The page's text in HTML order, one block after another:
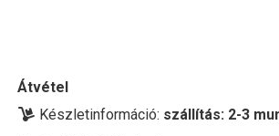
Átvétel
Készletinformáció: szállítás: 2-3